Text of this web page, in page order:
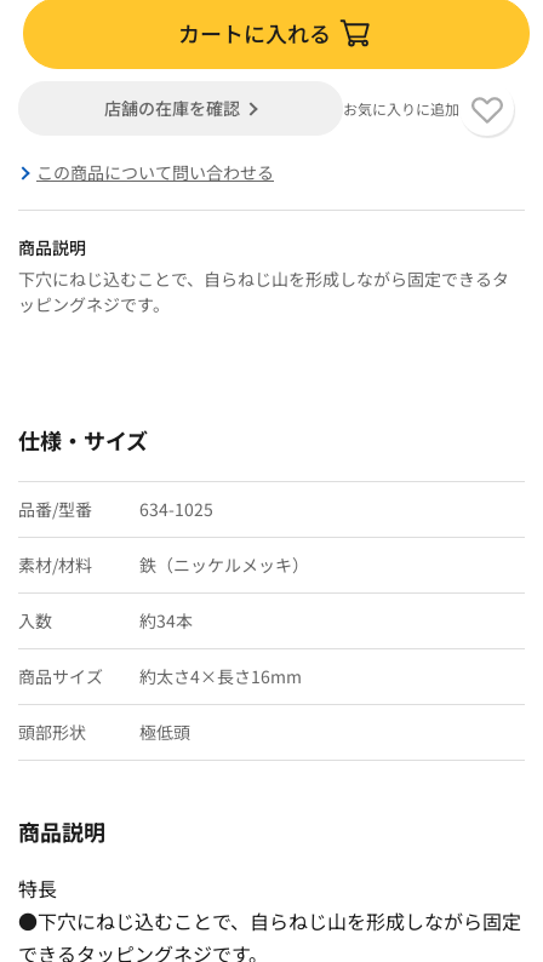
カートに入れる
店舗の在庫を確認 お気に入りに追加
この商品について問い合わせる
商品説明
下穴にねじ込むことで、自らねじ山を形成しながら固定できるタ
ッピングネジです。
仕様・サイズ
品番/型番 634-1025
素材/材料 鉄（ニッケルメッキ）
入数 約34本
商品サイズ 約太さ4×長さ16mm
頭部形状 極低頭
商品説明
特長
●下穴にねじ込むことで、自らねじ山を形成しながら固定
できるタッピングネジです。